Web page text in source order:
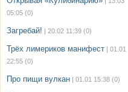
05:05 (0)
Загребай! | 20.02 11:39 (0)
Трёх лимериков манифест | 01.01
22:55 (0)
Про пищи вулкан | 01.01 15:38 (0)